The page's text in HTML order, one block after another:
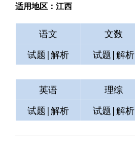
适用地区：江西
语文 文数
试题|解析
试题|解析
英语 理综
试题|解析
试题|解析